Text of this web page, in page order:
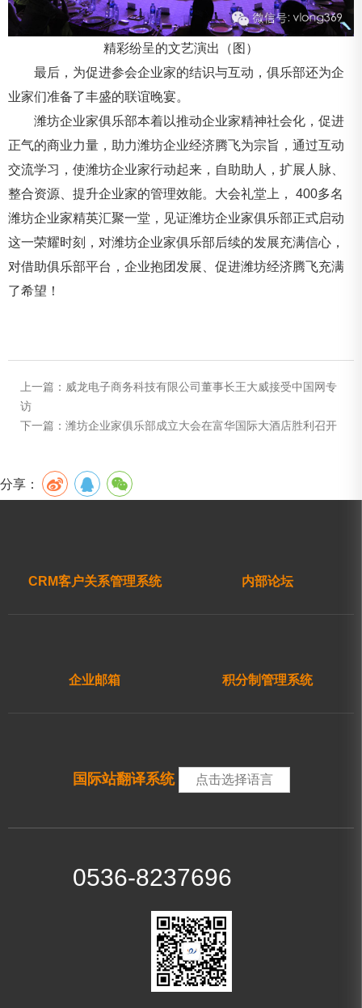
精彩纷呈的文艺演出（图）
最后，为促进参会企业家的结识与互动，俱乐部还为企
业家们准备了丰盛的联谊晚宴。
潍坊企业家俱乐部本着以推动企业家精神社会化，促进
正气的商业力量，助力潍坊企业经济腾飞为宗旨，通过互动
交流学习，使潍坊企业家行动起来，自助助人，扩展人脉、
整合资源、提升企业家的管理效能。大会礼堂上， 400多名
潍坊企业家精英汇聚一堂，见证潍坊企业家俱乐部正式启动
这一荣耀时刻，对潍坊企业家俱乐部后续的发展充满信心，
对借助俱乐部平台，企业抱团发展、促进潍坊经济腾飞充满
了希望！
上一篇： 威龙电子商务科技有限公司董事长王大威接受中国网专
访
下一篇： 潍坊企业家俱乐部成立大会在富华国际大酒店胜利召开
分享：
CRM客户关系管理系统 内部论坛
企业邮箱 积分制管理系统
国际站翻译系统 点击选择语言
0536-8237696